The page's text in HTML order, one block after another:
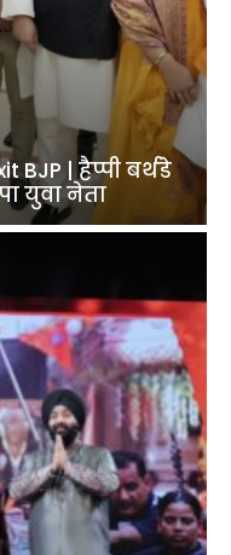
BJP | हैप्पी बर्थडे
युवा नेता